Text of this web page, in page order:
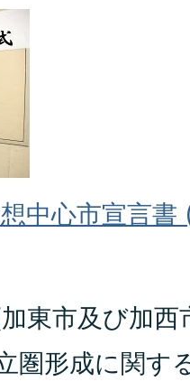
中心市宣言書
東市及び加
圏形成に関す